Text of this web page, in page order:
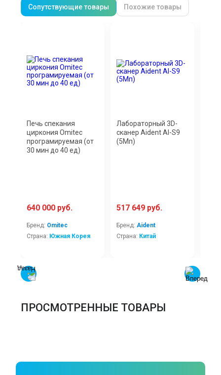
Сопутствующие товары Похожие товары
Печь спекания
циркония Omitec
програмируемая (от
30 мин до 40 ед)
640 000 руб.
Бренд: Omitec
Страна: Южная Корея
Лабораторный 3D-
сканер Aident AI-S9
(5Мп)
517 649 руб.
Бренд: Aident
Страна: Китай
ПРОСМОТРЕННЫЕ ТОВАРЫ